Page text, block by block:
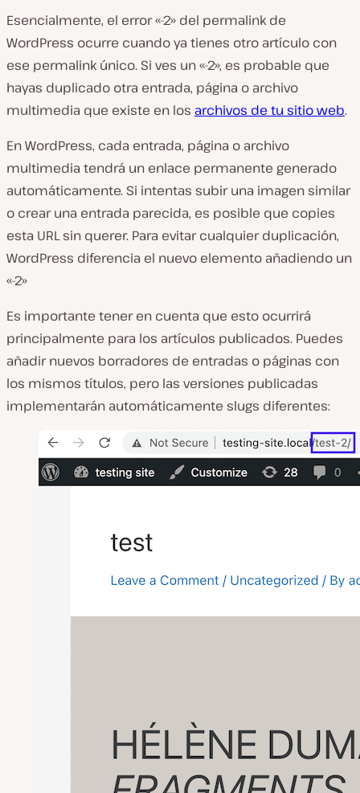
Esencialmente, el error «-2» del permalink de
WordPress ocurre cuando ya tienes otro artículo con
ese permalink único. Si ves un «-2», es probable que
hayas duplicado otra entrada, página o archivo
multimedia que existe en los archivos de tu sitio web.
En WordPress, cada entrada, página o archivo
multimedia tendrá un enlace permanente generado
automáticamente. Si intentas subir una imagen similar
o crear una entrada parecida, es posible que copies
esta URL sin querer. Para evitar cualquier duplicación,
WordPress diferencia el nuevo elemento añadiendo un
«-2»
Es importante tener en cuenta que esto ocurrirá
principalmente para los artículos publicados. Puedes
añadir nuevos borradores de entradas o páginas con
los mismos títulos, pero las versiones publicadas
implementarán automáticamente slugs diferentes: